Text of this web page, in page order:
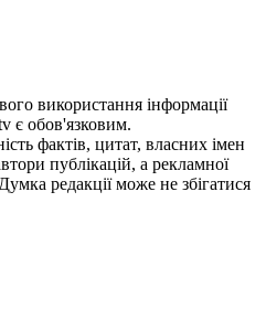
використання iнформацiї
є обов'язковим.
фактів, цитат, власних імен
публікацій, а рекламної
редакцiї може не збiгатися